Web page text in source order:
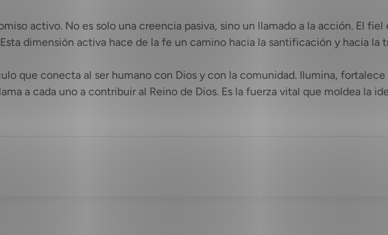
activo. No es solo una creencia pasiva, sino un llamado a la acción. El
dimensión activa hace de la fe un camino hacia la santificación y hacia la
que conecta al ser humano con Dios y con la comunidad. Ilumina,
a cada uno a contribuir al Reino de Dios. Es la fuerza vital que moldea la